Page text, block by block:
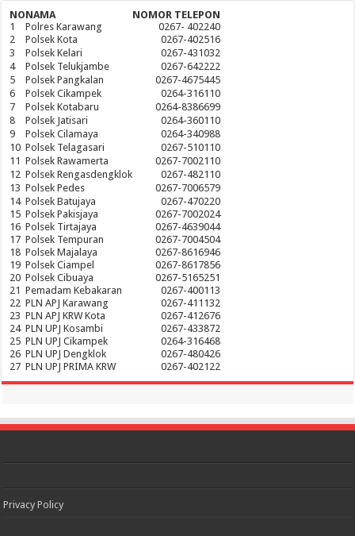
NONAMA
NOMOR TELEPON
1
Polres Karawang
0267- 402240
2
Polsek Kota
0267-402516
3
Polsek Kelari
0267-431032
4
Polsek Telukjambe
0267-642222
5
Polsek Pangkalan
0267-4675445
6
Polsek Cikampek
0264-316110
7
Polsek Kotabaru
0264-8386699
8
Polsek Jatisari
0264-360110
9
Polsek Cilamaya
0264-340988
10 Polsek Telagasari
0267-510110
11 Polsek Rawamerta
0267-7002110
12 Polsek Rengasdengklok
0267-482110
13 Polsek Pedes
0267-7006579
14 Polsek Batujaya
0267-470220
15 Polsek Pakisjaya
0267-7002024
16 Polsek Tirtajaya
0267-4639044
17 Polsek Tempuran
0267-7004504
18 Polsek Majalaya
0267-8616946
19 Polsek Ciampel
0267-8617856
20 Polsek Cibuaya
0267-5165251
21 Pemadam Kebakaran
0267-400113
22 PLN APJ Karawang
0267-411132
23 PLN APJ KRW Kota
0267-412676
24 PLN UPJ Kosambi
0267-433872
25 PLN UPJ Cikampek
0264-316468
26 PLN UPJ Dengklok
0267-480426
27 PLN UPJ PRIMA KRW 0267-402122
Privacy Policy